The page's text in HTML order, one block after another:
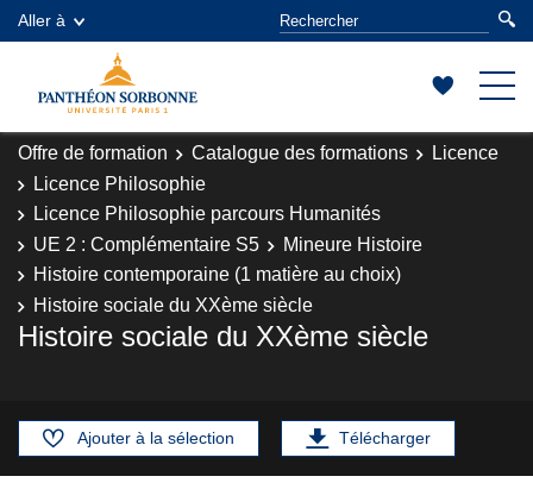
Aller à
Offre de formation Catalogue des formations
Licence
Licence Philosophie
Licence Philosophie parcours Humanités
UE 2 : Complémentaire S5
Mineure Histoire
Histoire contemporaine (1 matière au choix)
Histoire sociale du XXème siècle
Histoire sociale du XXème siècle
Ajouter à la sélection Télécharger